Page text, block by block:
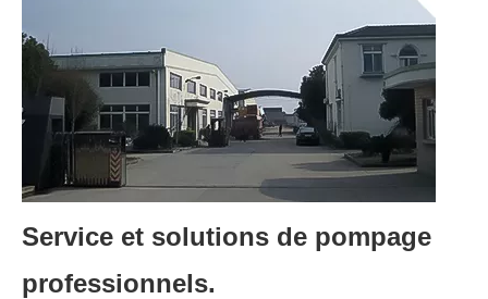
Service et solutions de pompage
professionnels.